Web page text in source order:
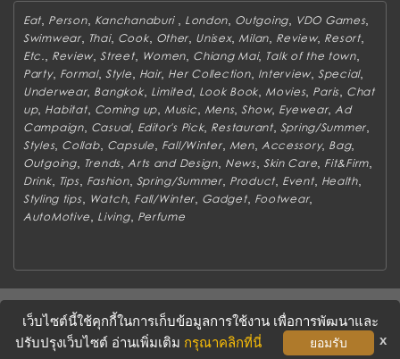
Eat, Person, Kanchanaburi , London, Outgoing, VDO Games,
Swimwear, Thai, Cook, Other, Unisex,Milan, Review, Resort,
Etc., Review,Street, Women, Chiang Mai, Talk of the town,
Party, Formal, Style, Hair, Her Collection, Interview,Special,
Underwear, Bangkok, Limited, Look Book,Movies, Paris, Chat
up, Habitat, Coming up, Music, Mens,Show, Eyewear,Ad
Campaign, Casual, Editor's Pick, Restaurant, Spring/Summer,
Styles, Collab, Capsule, Fall/Winter, Men, Accessory, Bag,
Outgoing, Trends,Arts and Design, News, Skin Care, Fit&Firm,
Drink, Tips, Fashion, Spring/Summer, Product, Event, Health,
Styling tips, Watch, Fall/Winter, Gadget, Footwear,
AutoMotive, Living, Perfume
TERMS & CONDITIONS
PRIVACY POLICY
เว็บไซต์นี้ใช้คุกกี้ในการเก็บข้อมูลการใช้งาน เพื่อการพัฒนาและ
ปรับปรุงเว็บไซต์ อ่านเพิ่มเติม กรุณาคลิกที่นี่ ยอมรับ x